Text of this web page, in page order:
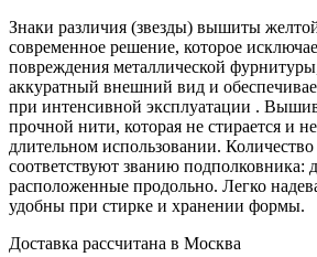
Знаки различия (звезды) вышиты
современное решение, которое
повреждения металлической
аккуратный внешний вид и
при интенсивной эксплуатации .
прочной нити, которая не стирается и
длительном использовании.
соответствуют званию подполковника:
расположенные продольно. Легко
удобны при стирке и хранении формы.
Доставка рассчитана в Москва